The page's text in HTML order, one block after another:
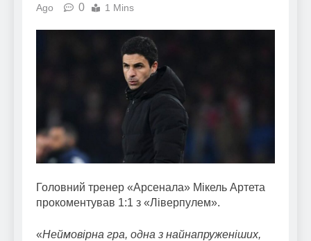
Ago
0 1 Mins
Головний тренер «Арсенала» Мікель Артета
прокоментував 1:1 з «Ліверпулем».
«Неймовірна гра, одна з найнапруженіших,